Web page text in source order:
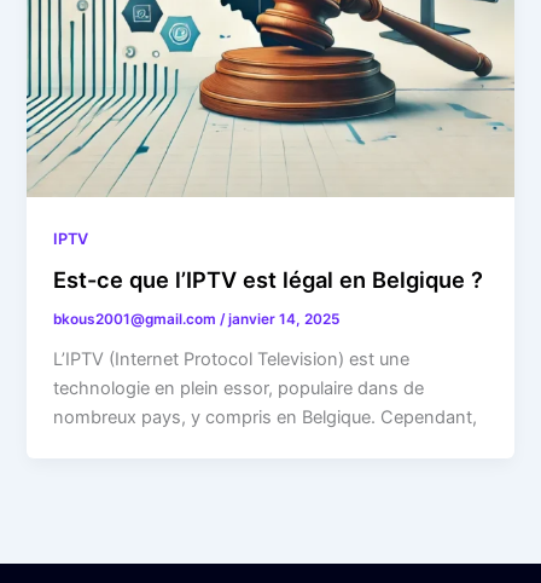
IPTV
Est-ce que l’IPTV est légal en Belgique ?
bkous2001@gmail.com/janvier 14, 2025
L’IPTV (Internet Protocol Television) est une
technologie en plein essor, populaire dans de
nombreux pays, y compris en Belgique. Cependant,